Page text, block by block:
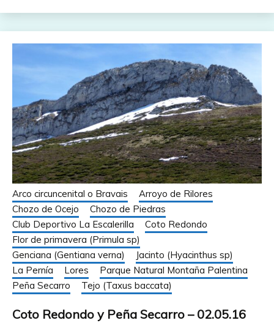
Arco circuncenital o Bravais
Arroyo de Rilores
Chozo de Ocejo
Chozo de Piedras
Club Deportivo La Escalerilla
Coto Redondo
Flor de primavera (Primula sp)
Genciana (Gentiana verna)
Jacinto (Hyacinthus sp)
La Pernía
Lores
Parque Natural Montaña Palentina
Peña Secarro
Tejo (Taxus baccata)
Coto Redondo y Peña Secarro – 02.05.16